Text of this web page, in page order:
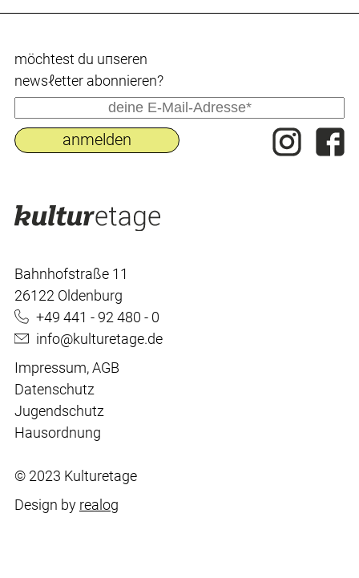
Bahnhofstraße 11
26122 Oldenburg
+49 441 - 92 480 - 0
info@kulturetage.de
Impressum,AGB
Datenschutz
Jugendschutz
Hausordnung
© 2023 Kulturetage
Design by realog
möchtest du uпseren
newsℓetter abonnieren?